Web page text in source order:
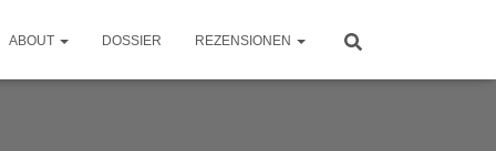
ABOUT DOSSIER REZENSIONEN